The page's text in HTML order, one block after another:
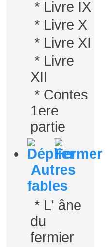
* Livre IX
* Livre X
* Livre XI
* Livre
XII
* Contes
1ere
partie
Autres
fables
* L' âne
du
fermier